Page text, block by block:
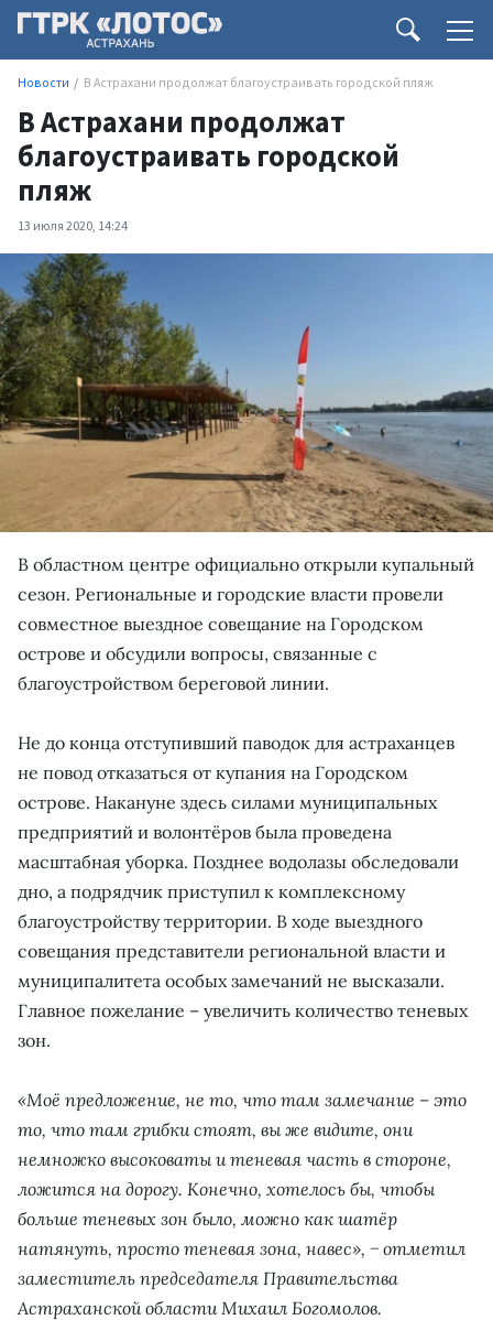
Новости В Астрахани продолжат благоустраивать городской пляж
В Астрахани продолжат
благоустраивать городской
пляж
13 июля 2020, 14:24
В областном центре официально открыли купальный
сезон. Региональные и городские власти провели
совместное выездное совещание на Городском
острове и обсудили вопросы, связанные с
благоустройством береговой линии.
Не до конца отступивший паводок для астраханцев
не повод отказаться от купания на Городском
острове. Накануне здесь силами муниципальных
предприятий и волонтёров была проведена
масштабная уборка. Позднее водолазы обследовали
дно, а подрядчик приступил к комплексному
благоустройству территории. В ходе выездного
совещания представители региональной власти и
муниципалитета особых замечаний не высказали.
Главное пожелание – увеличить количество теневых
зон.
«Моё предложение, не то, что там замечание – это
то, что там грибки стоят, вы же видите, они
немножко высоковаты и теневая часть в стороне,
ложится на дорогу. Конечно, хотелось бы, чтобы
больше теневых зон было, можно как шатёр
натянуть, просто теневая зона, навес», − отметил
заместитель председателя Правительства
Астраханской области Михаил Богомолов.